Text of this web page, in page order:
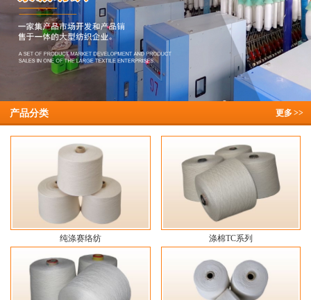
更多>>
产品分类
纯涤赛络纺 涤棉TC系列